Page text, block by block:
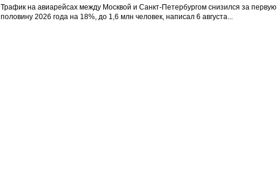
Трафик на авиарейсах между Москвой и Санкт-Петербургом снизился за первую
половину 2026 года на 18%, до 1,6 млн человек, написал 6 августа...